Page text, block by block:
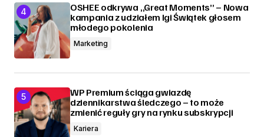
OSHEE odkrywa „Great Moments” – Nowa
kampania z udziałem Igi Świątek głosem
młodego pokolenia
Marketing
WP Premium ściąga gwiazdę
dziennikarstwa śledczego – to może
zmienić reguły gry na rynku subskrypcji
Kariera